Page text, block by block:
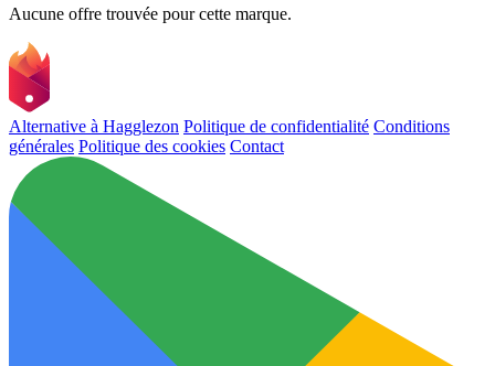
Aucune offre trouvée pour cette marque.
Alternative à Hagglezon Politique de confidentialité Conditions
générales Politique des cookies Contact